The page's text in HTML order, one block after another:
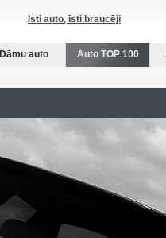
Īsti auto, īsti braucēji
Dāmu auto Auto TOP 100